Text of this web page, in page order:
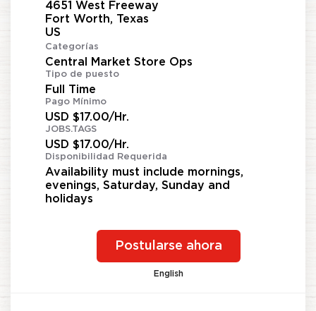
4651 West Freeway
Fort Worth, Texas
Categorías
Central Market Store Ops
Tipo de puesto
Full Time
Pago Mínimo
USD $17.00/Hr.
JOBS.TAGS
USD $17.00/Hr.
Disponibilidad Requerida
Availability must include mornings,
evenings, Saturday, Sunday and
holidays
Postularse ahora
English